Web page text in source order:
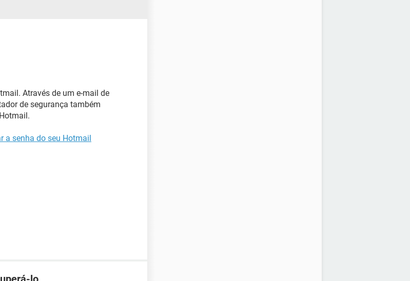
Através de um e-mail de
de segurança também
a senha do seu Hotmail